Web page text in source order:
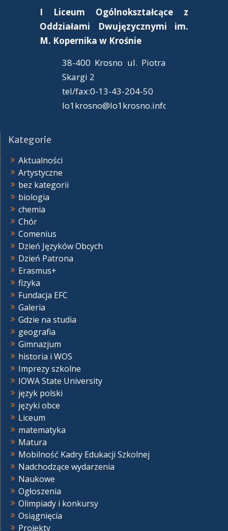
I Liceum Ogólnokształcące z
Oddziałami Dwujęzycznymi im.
M. Kopernika w Krośnie
38-400 Krosno ul. Piotra
Skargi 2
tel/fax:0-13-43-204-50
lo1krosno@lo1krosno.info.pl
Kategorie
Aktualności
Artystyczne
bez kategorii
biologia
chemia
Chór
Comenius
Dzień Języków Obcych
Dzień Patrona
Erasmus+
fizyka
Fundacja EFC
Galeria
Gdzie na studia
geografia
Gimnazjum
historia i WOS
Imprezy szkolne
IOWA State University
język polski
języki obce
Liceum
matematyka
Matura
Mobilność Kadry Edukacji Szkolnej
Nadchodzące wydarzenia
Naukowe
Ogłoszenia
Olimpiady i konkursy
Osiągnięcia
Projekty